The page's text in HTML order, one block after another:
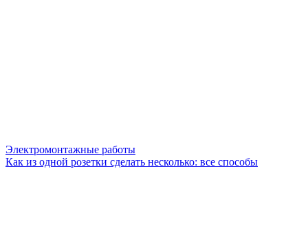
Электромонтажные работы
Как из одной розетки сделать несколько: все способы